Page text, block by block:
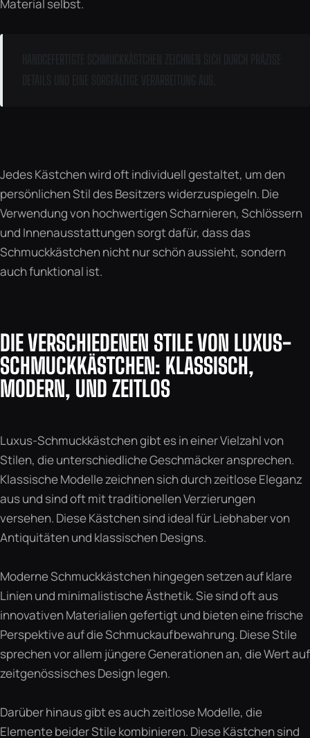
Material selbst.
Jedes Kästchen wird oft individuell gestaltet, um den
persönlichen Stil des Besitzers widerzuspiegeln. Die
Verwendung von hochwertigen Scharnieren, Schlössern
und Innenausstattungen sorgt dafür, dass das
Schmuckkästchen nicht nur schön aussieht, sondern
auch funktional ist.
DIE VERSCHIEDENEN STILE VON LUXUS-
SCHMUCKKÄSTCHEN: KLASSISCH,
MODERN, UND ZEITLOS
Luxus-Schmuckkästchen gibt es in einer Vielzahl von
Stilen, die unterschiedliche Geschmäcker ansprechen.
Klassische Modelle zeichnen sich durch zeitlose Eleganz
aus und sind oft mit traditionellen Verzierungen
versehen. Diese Kästchen sind ideal für Liebhaber von
Antiquitäten und klassischen Designs.
Moderne Schmuckkästchen hingegen setzen auf klare
Linien und minimalistische Ästhetik. Sie sind oft aus
innovativen Materialien gefertigt und bieten eine frische
Perspektive auf die Schmuckaufbewahrung. Diese Stile
sprechen vor allem jüngere Generationen an, die Wert auf
zeitgenössisches Design legen.
Darüber hinaus gibt es auch zeitlose Modelle, die
Elemente beider Stile kombinieren. Diese Kästchen sind